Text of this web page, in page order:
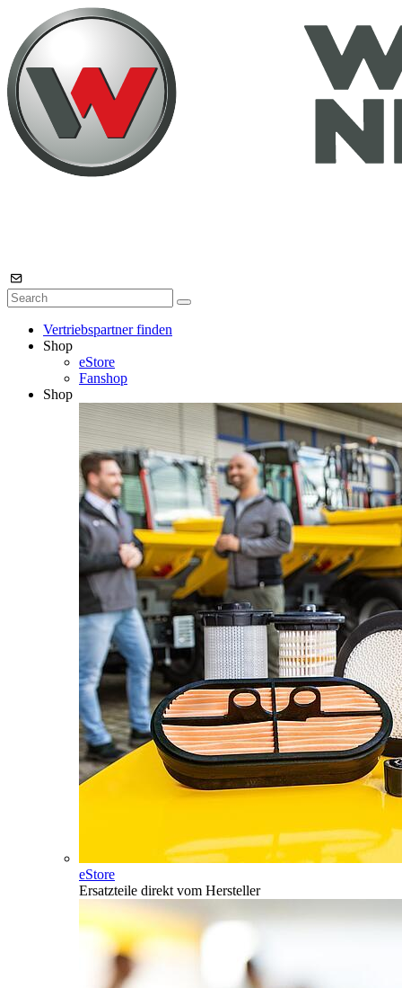
Vertriebspartner finden
Shop
eStore
Fanshop
Shop
eStore
Ersatzteile direkt vom Hersteller